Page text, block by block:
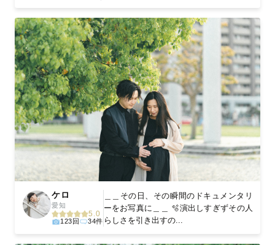
ケロ
愛知
5.0
123回 34件
＿＿その日、その瞬間のドキュメンタリ
ーをお写真に＿＿ 🫧演出しすぎずその人
らしさを引き出すの...